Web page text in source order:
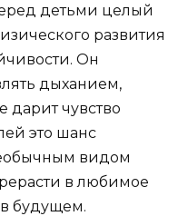
детьми целый
развития
Он
дыханием,
дарит чувство
это шанс
видом
в любимое
будущем.